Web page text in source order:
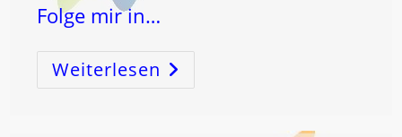
Folge mir in…
Weiterlesen INTERVIEW
Vom
KONGRESS